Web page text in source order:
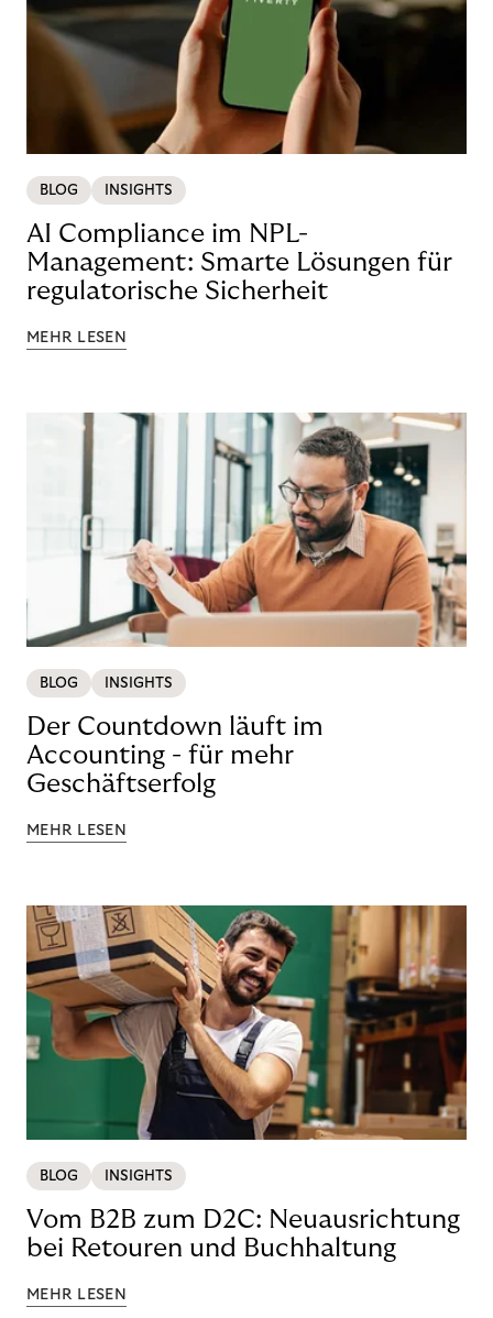
BLOG INSIGHTS
AI Compliance im NPL-
Management: Smarte Lösungen für
regulatorische Sicherheit
MEHR LESEN
BLOG INSIGHTS
Der Countdown läuft im
Accounting - für mehr
Geschäftserfolg
MEHR LESEN
BLOG INSIGHTS
Vom B2B zum D2C: Neuausrichtung
bei Retouren und Buchhaltung
MEHR LESEN